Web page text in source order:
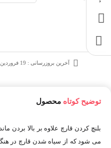
آخرین بروزرسانی : 19 فروردین, 1404
توضیح کوتاه محصول
بلنچ کردن قارچ علاوه بر بالا بردن
می شود که از سیاه شدن قارچ در